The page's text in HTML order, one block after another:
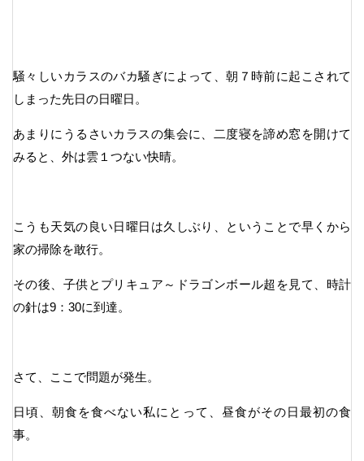
騒々しいカラスのバカ騒ぎによって、朝７時前に起こされて
しまった先日の日曜日。
あまりにうるさいカラスの集会に、二度寝を諦め窓を開けて
みると、外は雲１つない快晴。
こうも天気の良い日曜日は久しぶり、ということで早くから
家の掃除を敢行。
その後、子供とプリキュア～ドラゴンボール超を見て、時計
の針は9：30に到達。
さて、ここで問題が発生。
日頃、朝食を食べない私にとって、昼食がその日最初の食
事。